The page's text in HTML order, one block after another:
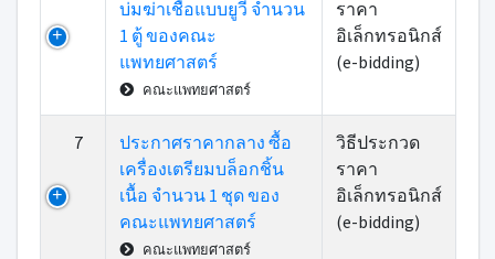
บ่มฆ่าเชื้อแบบยูวี จำนวน
1 ตู้ ของคณะ
แพทยศาสตร์
คณะแพทยศาสตร์
ราคา
อิเล็กทรอนิกส์
(e-bidding)
7
ประกาศราคากลาง ซื้อ
เครื่องเตรียมบล็อกชิ้น
เนื้อ จำนวน 1 ชุด ของ
คณะแพทยศาสตร์
คณะแพทยศาสตร์
วิธีประกวด
ราคา
อิเล็กทรอนิกส์
(e-bidding)